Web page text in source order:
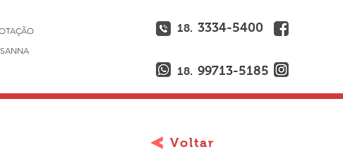
18. 3334-5400
18. 99713-5185
Voltar